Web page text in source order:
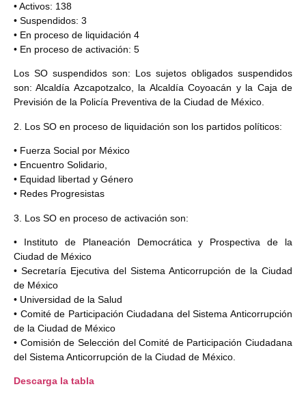
• Activos: 138
• Suspendidos: 3
• En proceso de liquidación 4
• En proceso de activación: 5
Los SO suspendidos son: Los sujetos obligados suspendidos
son: Alcaldía Azcapotzalco, la Alcaldía Coyoacán y la Caja de
Previsión de la Policía Preventiva de la Ciudad de México.
2. Los SO en proceso de liquidación son los partidos políticos:
• Fuerza Social por México
• Encuentro Solidario,
• Equidad libertad y Género
• Redes Progresistas
3. Los SO en proceso de activación son:
• Instituto de Planeación Democrática y Prospectiva de la
Ciudad de México
• Secretaría Ejecutiva del Sistema Anticorrupción de la Ciudad
de México
• Universidad de la Salud
• Comité de Participación Ciudadana del Sistema Anticorrupción
de la Ciudad de México
• Comisión de Selección del Comité de Participación Ciudadana
del Sistema Anticorrupción de la Ciudad de México.
Descarga la tabla